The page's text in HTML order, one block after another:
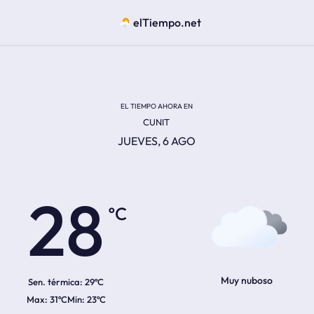
elTiempo.net
EL TIEMPO AHORA EN
CUNIT
JUEVES, 6 AGO
28
Sen. térmica: 29ºC
31ºC 23ºC
Muy nuboso